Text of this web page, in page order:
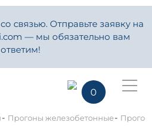
связью. Отправьте заявку на
— мы обязательно вам
ответим!
0
- Прогоны железобетонные-